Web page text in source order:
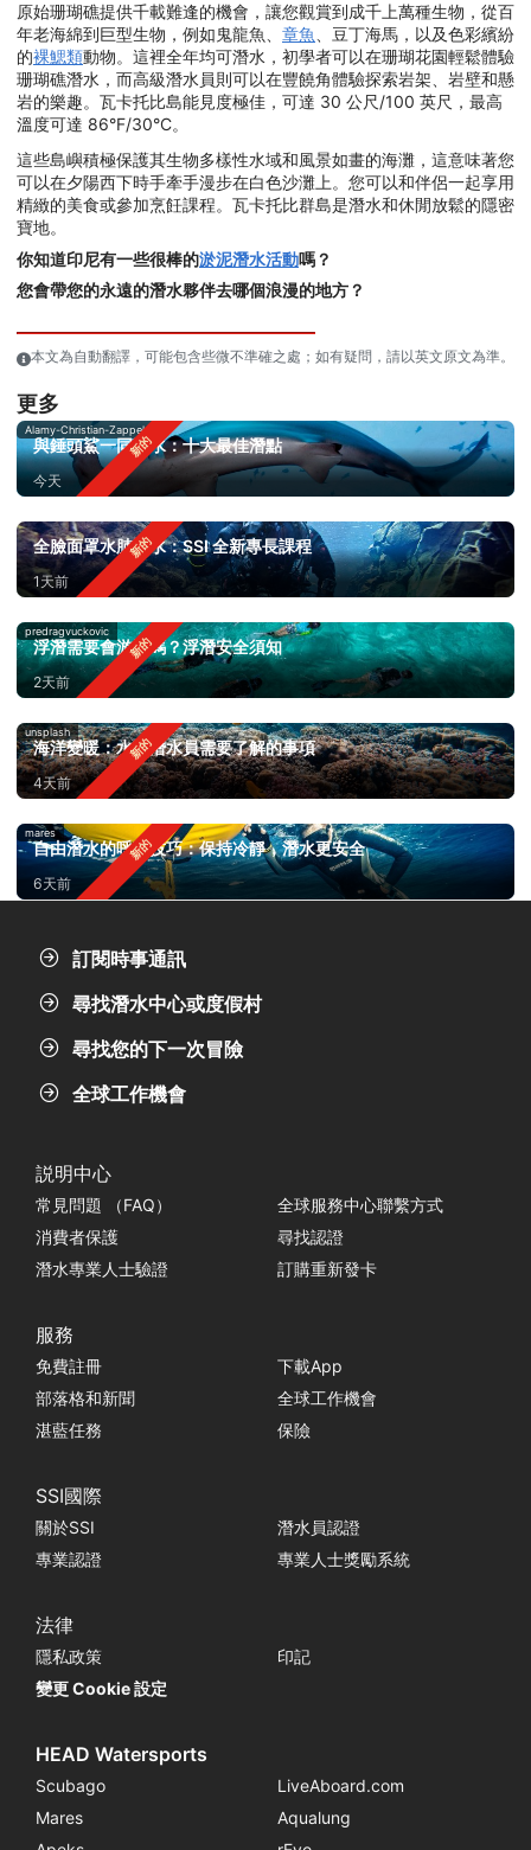
原始珊瑚礁提供千載難逢的機會，讓您觀賞到成千上萬種生物，從百
年老海綿到巨型生物，例如鬼龍魚、 章魚
、豆丁海馬，以及色彩繽紛
的裸鰓類動物。這裡全年均可潛水，初學者可以在珊瑚花園輕鬆體驗
珊瑚礁潛水，而高級潛水員則可以在豐饒角體驗探索岩架、岩壁和懸
岩的樂趣。瓦卡托比島能見度極佳，可達 30 公尺/100 英尺，最高
溫度可達 86°F/30°C。
這些島嶼積極保護其生物多樣性水域和風景如畫的海灘，這意味著您
可以在夕陽西下時手牽手漫步在白色沙灘上。您可以和伴侶一起享用
精緻的美食或參加烹飪課程。瓦卡托比群島是潛水和休閒放鬆的隱密
寶地。
你知道印尼有一些很棒的淤泥潛水活動嗎？
您會帶您的永遠的潛水夥伴去哪個浪漫的地方？
本文為自動翻譯，可能包含些微不準確之處；如有疑問，請以英文原文為準。
更多
Alamy-Christian-Zappel
與錘頭鯊一同潛水：十大最佳潛點
今天
全臉面罩水肺潛水：SSI 全新專長課程
1天前
predragvuckovic
浮潛需要會游泳嗎？浮潛安全須知
2天前
unsplash
海洋變暖：水肺潛水員需要了解的事項
4天前
mares
自由潛水的呼吸技巧：保持冷靜，潛水更安全
6天前
訂閱時事通訊
尋找潛水中心或度假村
尋找您的下一次冒險
全球工作機會
説明中心
常見問題 （FAQ）
全球服務中心聯繫方式
消費者保護
尋找認證
潛水專業人士驗證
訂購重新發卡
服務
免費註冊
下載App
部落格和新聞
全球工作機會
湛藍任務
保險
SSI國際
關於SSI
潛水員認證
專業認證
專業人士獎勵系統
法律
隱私政策
印記
變更 Cookie 設定
HEAD Watersports
Scubago
LiveAboard.com
Mares
Aqualung